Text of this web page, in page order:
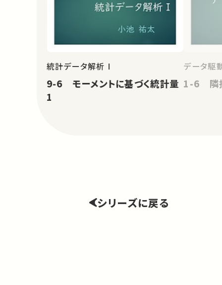
統計データ解析 I
9-6 モーメントに基づく統計量
1
データ駆
1-6 隣
シリーズに戻る